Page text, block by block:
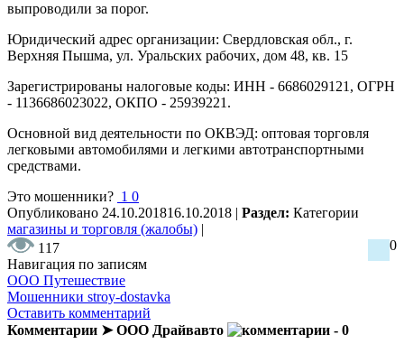
выпроводили за порог.
Юридический адрес организации: Свердловская обл., г.
Верхняя Пышма, ул. Уральских рабочих, дом 48, кв. 15
Зарегистрированы налоговые коды: ИНН - 6686029121, ОГРН
- 1136686023022, ОКПО - 25939221.
Основной вид деятельности по ОКВЭД: оптовая торговля
легковыми автомобилями и легкими автотранспортными
средствами.
Это мошенники? 1 0
Опубликовано 24.10.201816.10.2018 | Раздел: Категории
магазины и торговля (жалобы) |
117
0
Навигация по записям
ООО Путешествие
Мошенники stroy-dostavka
Оставить комментарий
Комментарии ➤ ООО Драйвавто
- 0